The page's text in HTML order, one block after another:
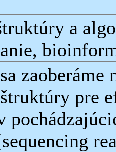
a
zaoberáme
pre